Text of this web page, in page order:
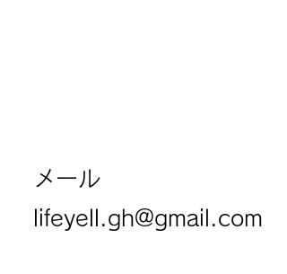
メール
lifeyell.gh@gmail.com